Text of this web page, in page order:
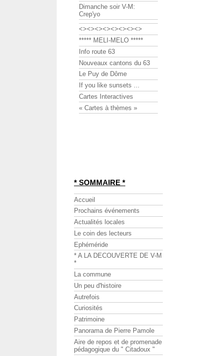
Dimanche soir V-M:
Crep'yo
<><><><><><><><>
***** MELI-MELO *****
Info route 63
Nouveaux cantons du 63
Le Puy de Dôme
If you like sunsets ...
Cartes Interactives
« Cartes à thèmes »
* SOMMAIRE *
Accueil
Prochains événements
Actualités locales
Le coin des lecteurs
Ephéméride
* A LA DECOUVERTE DE V-M
*
La commune
Un peu d'histoire
Autrefois
Curiosités
Patrimoine
Panorama de Pierre Pamole
Aire de repos et de promenade
pédagogique du " Citadoux "